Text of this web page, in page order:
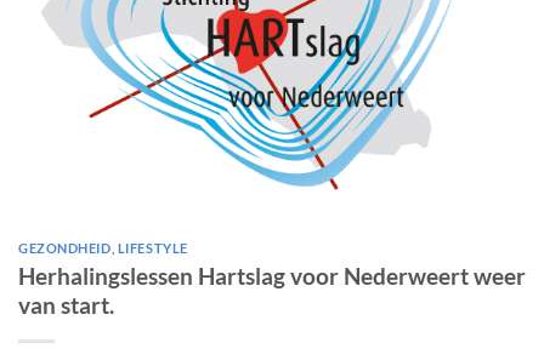
GEZONDHEID LIFESTYLE
Herhalingslessen Hartslag voor Nederweert weer
van start.